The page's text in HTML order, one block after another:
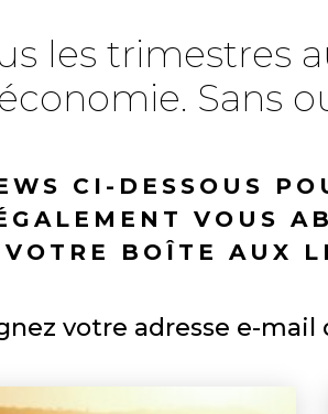
les trimestres
Sans
CI-DESSOUS
VOUS
BOÎTE AUX
votre adresse e-mail